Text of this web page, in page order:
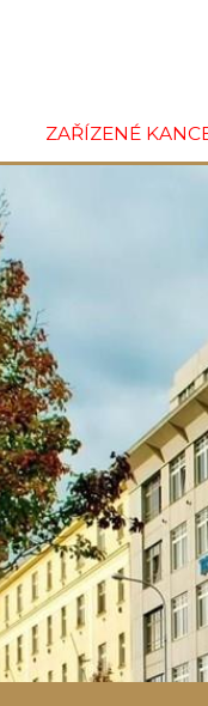
ZAŘÍZENÉ